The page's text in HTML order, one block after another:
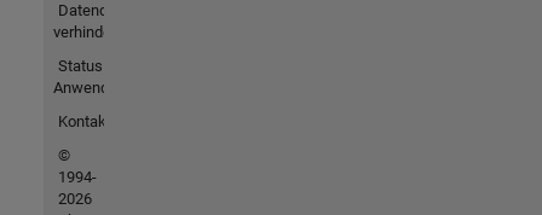
Datendiebstahl
verhindern
Status von
Anwendungen
Kontakt
©
1994-
2026